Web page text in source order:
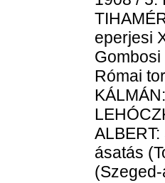
eperjesi
Római
ásatás